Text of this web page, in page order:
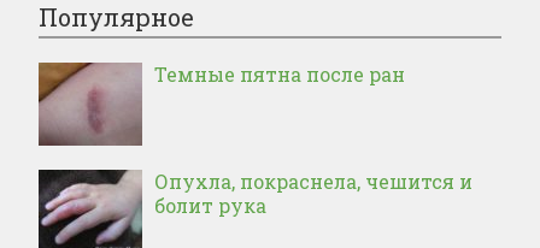
Популярное
Темные пятна после ран
Опухла, покраснела, чешится и
болит рука